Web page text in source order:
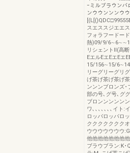
ｰミルブラウンバ
ンウウンンンウ
スエススジエエ
フォラフードー
熱)09/9/
リシェントⅡ(高
EエルEエEエEエ
15/156∼15/
リーグリーグリ
げ茶げ茶げ茶げ
ンンンブロンズ
部の号､グ号､グ
ブロンンンンン
ワ､､､､､､､イト:
ロッバロッバロ
ククククククク
ウウウウウウウ
他他他他他他他
ブラウブラン:K･